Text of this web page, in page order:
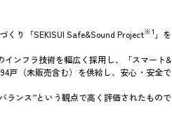
くり「SEKISUI Safe&Sound Project※1 」を
ンフラ技術を幅広く採用し、「スマート&
戸（未販売含む）を供給し、安心・安全で
ランス”という観点で高く評価されたもので